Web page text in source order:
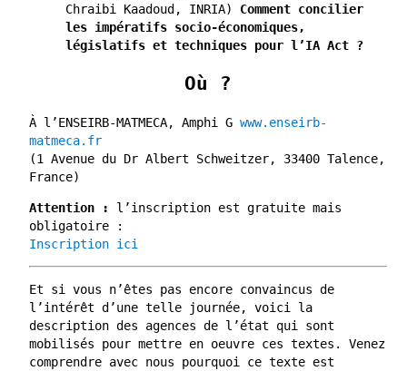
Chraibi Kaadoud, INRIA) Comment concilier
les impératifs socio-économiques,
législatifs et techniques pour l’IA Act ?
Où ?
À l’ENSEIRB-MATMECA, Amphi G www.enseirb-
matmeca.fr
(1 Avenue du Dr Albert Schweitzer, 33400 Talence,
France)
Attention :
l’inscription est gratuite mais
obligatoire :
Inscription ici
Et si vous n’êtes pas encore convaincus de
l’intérêt d’une telle journée, voici la
description des agences de l’état qui sont
mobilisés pour mettre en oeuvre ces textes. Venez
comprendre avec nous pourquoi ce texte est